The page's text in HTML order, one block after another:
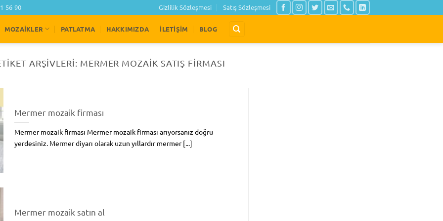
56 90 Gizlilik Sözleşmesi Satış Sözleşmesi
MOZAIKLER PATLATMA HAKKIMIZDA İLETIŞIM BLOG
ARŞIVLERI: MERMER MOZAIK SATIŞ FIRMASI
Mermer mozaik firması
Mermer mozaik firması Mermer mozaik firması arıyorsanız doğru
yerdesiniz. Mermer diyarı olarak uzun yıllardır mermer [...]
Mermer mozaik satın al